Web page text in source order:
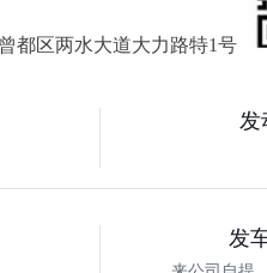
都区两水大道大力路特1号
发
发